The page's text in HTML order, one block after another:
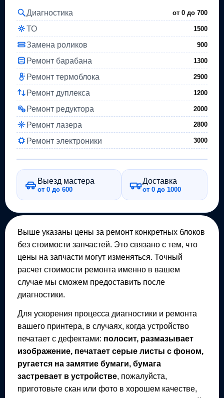
Диагностика
от 0 до700
ТО 1500
Замена роликов 900
Ремонт барабана 1300
Ремонт термоблока 2900
Ремонт дуплекса 1200
Ремонт редуктора 2000
Ремонт лазера 2800
Ремонт электроники 3000
Выезд мастера
от 0 до 600
Доставка
от 0 до 1000
Выше указаны цены за ремонт конкретных блоков
без стоимости запчастей. Это связано с тем, что
цены на запчасти могут изменяться. Точный
расчет стоимости ремонта именно в вашем
случае мы сможем предоставить после
диагностики.
Для ускорения процесса диагностики и ремонта
вашего принтера, в случаях, когда устройство
печатает с дефектами: полосит, размазывает
изображение, печатает серые листы с фоном,
ругается на замятие бумаги, бумага
застревает в устройстве, пожалуйста,
приготовьте скан или фото в хорошем качестве,